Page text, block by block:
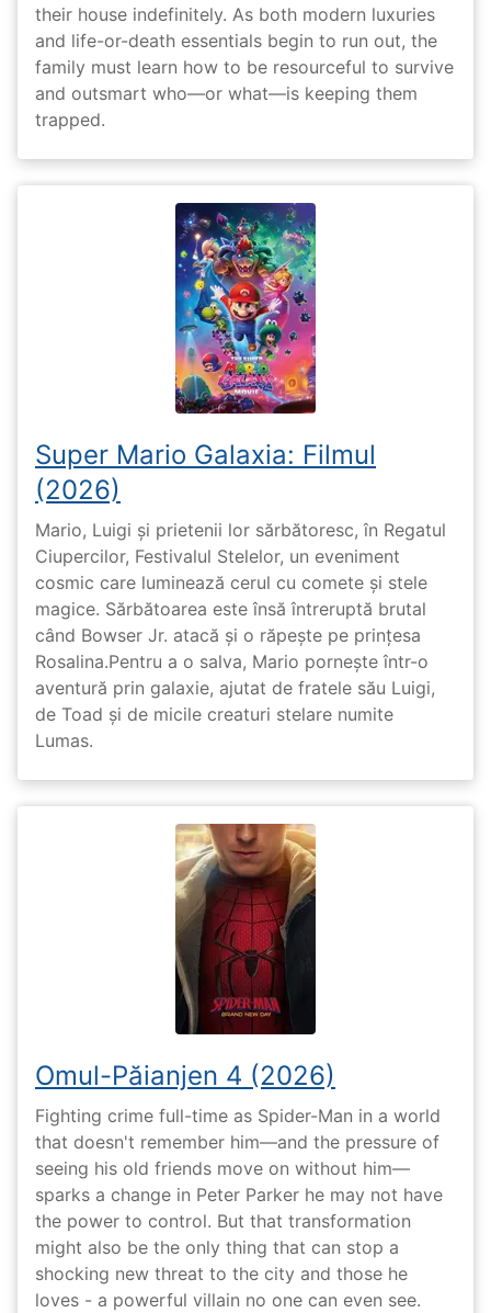
their house indefinitely. As both modern luxuries
and life-or-death essentials begin to run out, the
family must learn how to be resourceful to survive
and outsmart who—or what—is keeping them
trapped.
Super Mario Galaxia: Filmul
(2026)
Mario, Luigi și prietenii lor sărbătoresc, în Regatul
Ciupercilor, Festivalul Stelelor, un eveniment
cosmic care luminează cerul cu comete și stele
magice. Sărbătoarea este însă întreruptă brutal
când Bowser Jr. atacă și o răpește pe prinţesa
Rosalina.Pentru a o salva, Mario pornește într-o
aventură prin galaxie, ajutat de fratele său Luigi,
de Toad și de micile creaturi stelare numite
Lumas.
Omul-Păianjen 4 (2026)
Fighting crime full-time as Spider-Man in a world
that doesn't remember him—and the pressure of
seeing his old friends move on without him—
sparks a change in Peter Parker he may not have
the power to control. But that transformation
might also be the only thing that can stop a
shocking new threat to the city and those he
loves - a powerful villain no one can even see.